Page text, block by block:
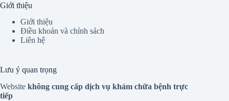
Giới thiệu
Giới thiệu
Điều khoản và chính sách
Liên hệ
Lưu ý quan trọng
Website không cung cấp dịch vụ khám chữa bệnh trực
tiếp